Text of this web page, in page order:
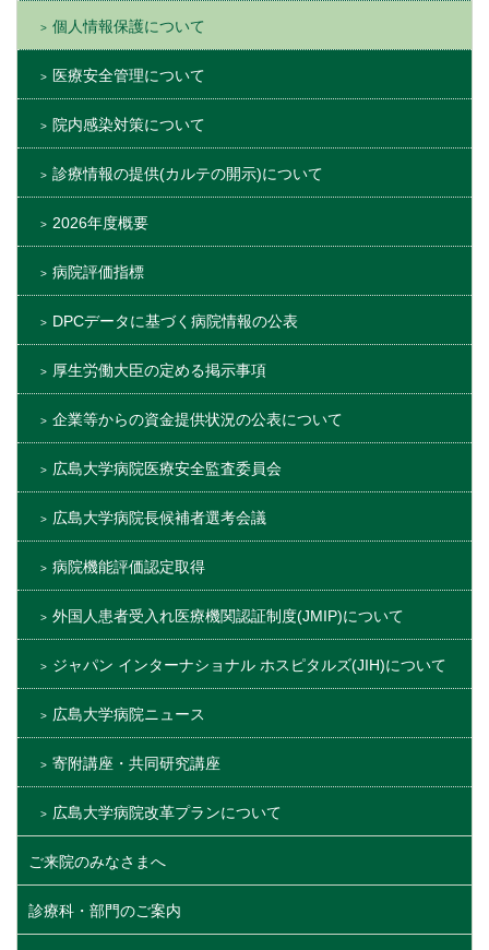
個人情報保護について
医療安全管理について
院内感染対策について
診療情報の提供(カルテの開示)について
2026年度概要
病院評価指標
DPCデータに基づく病院情報の公表
厚生労働大臣の定める掲示事項
企業等からの資金提供状況の公表について
広島大学病院医療安全監査委員会
広島大学病院長候補者選考会議
病院機能評価認定取得
外国人患者受入れ医療機関認証制度(JMIP)について
ジャパン インターナショナル ホスピタルズ(JIH)について
広島大学病院ニュース
寄附講座・共同研究講座
広島大学病院改革プランについて
ご来院のみなさまへ
診療科・部門のご案内